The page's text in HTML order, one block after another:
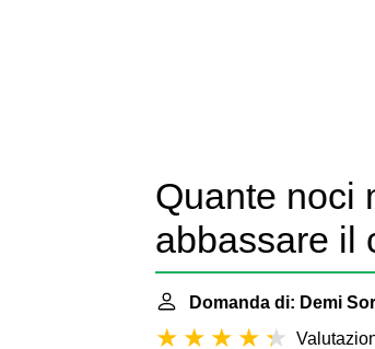
Quante noci
abbassare il
Domanda di: Demi